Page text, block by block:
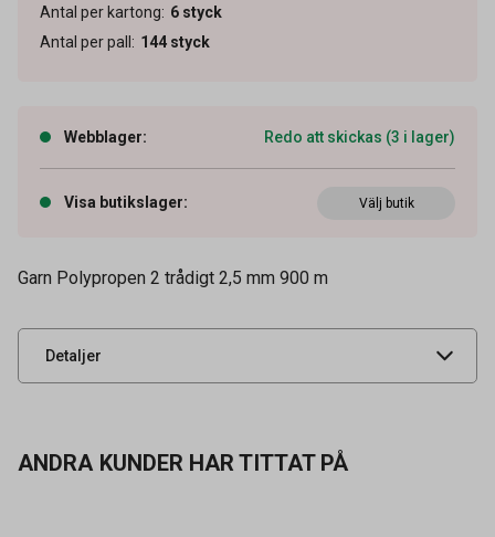
Antal per kartong: 6 styck
Antal per pall : 144 styck
Webblager: Redo att skickas (3 i lager)
Visa butikslager: Välj butik
Garn Polypropen 2 trådigt 2,5 mm 900 m
Detaljer
Artikelnummer 42300017
Leverantörens
UNSPSC 31151507
ANDRA KUNDER HAR TITTAT PÅ